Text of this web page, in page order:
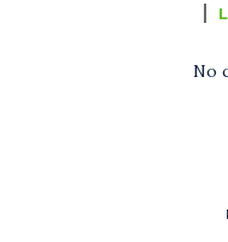
No